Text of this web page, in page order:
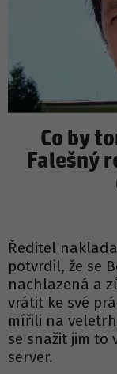
Co by
Falešný
Ředitel
potvrdil, že se
nachlazená a
vrátit ke své
mířili na
se snažit jim to
server.